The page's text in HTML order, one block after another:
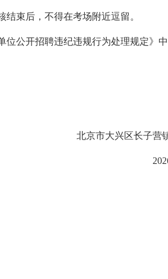
束后，不得在考场附近逗留。
公开招聘违纪违规行为处理规定》
北京市大兴区长子营
2026